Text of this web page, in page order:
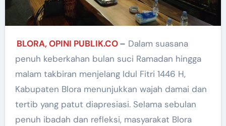
BLORA, OPINI PUBLIK.CO– Dalam suasana
penuh keberkahan bulan suci Ramadan hingga
malam takbiran menjelang Idul Fitri 1446 H,
Kabupaten Blora menunjukkan wajah damai dan
tertib yang patut diapresiasi. Selama sebulan
penuh ibadah dan refleksi, masyarakat Blora